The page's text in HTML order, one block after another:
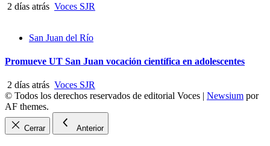
2 días atrás Voces SJR
San Juan del Río
Promueve UT San Juan vocación científica en adolescentes
2 días atrás Voces SJR
© Todos los derechos reservados de editorial Voces | Newsium por
AF themes.
Cerrar Anterior